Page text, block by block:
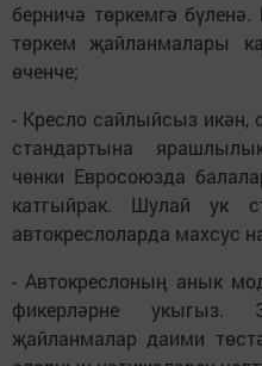
берничә төркемгә
төркем җайланмалары
өченче;
- Кресло сайлыйсыз икән,
стандартына
чөнки Евросоюзда
катгыйрак. Шулай ук
автокреслоларда махсус
- Автокреслоның анык
фикерләрне укыгыз.
җайланмалар даими